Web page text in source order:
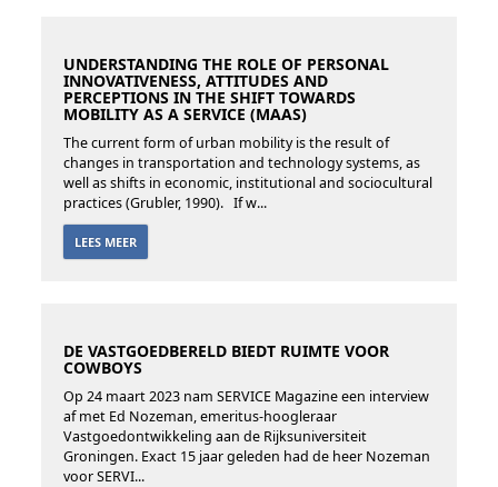
UNDERSTANDING THE ROLE OF PERSONAL
INNOVATIVENESS, ATTITUDES AND
PERCEPTIONS IN THE SHIFT TOWARDS
MOBILITY AS A SERVICE (MAAS)
The current form of urban mobility is the result of
changes in transportation and technology systems, as
well as shifts in economic, institutional and sociocultural
practices (Grubler, 1990). If w...
LEES MEER
DE VASTGOEDBERELD BIEDT RUIMTE VOOR
COWBOYS
Op 24 maart 2023 nam SERVICE Magazine een interview
af met Ed Nozeman, emeritus-hoogleraar
Vastgoedontwikkeling aan de Rijksuniversiteit
Groningen. Exact 15 jaar geleden had de heer Nozeman
voor SERVI...